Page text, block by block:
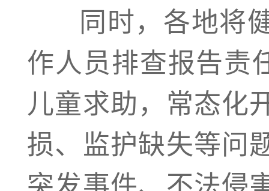
同时，各地将健
作人员排查报告责
儿童求助，常态化
损、监护缺失等问